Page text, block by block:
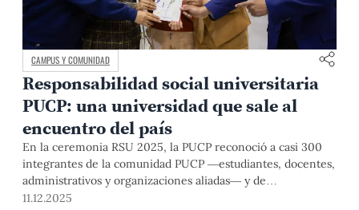
CAMPUS Y COMUNIDAD
Responsabilidad social universitaria
PUCP: una universidad que sale al
encuentro del país
En la ceremonia RSU 2025, la PUCP reconoció a casi 300
integrantes de la comunidad PUCP —estudiantes, docentes,
administrativos y organizaciones aliadas— y de
organizaciones aliadas quienes desarrollaron iniciativas y
11.12.2025